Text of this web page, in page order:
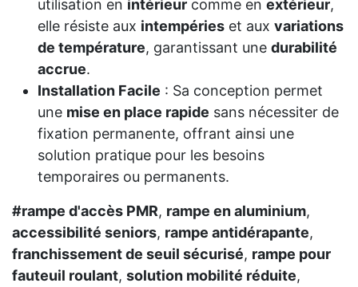
utilisation en intérieur comme en extérieur,
elle résiste aux intempéries et aux variations
de température, garantissant une durabilité
accrue.
Installation Facile : Sa conception permet
une mise en place rapide sans nécessiter de
fixation permanente, offrant ainsi une
solution pratique pour les besoins
temporaires ou permanents.
#rampe d'accès PMR, rampe en aluminium,
accessibilité seniors, rampe antidérapante,
franchissement de seuil sécurisé, rampe pour
fauteuil roulant, solution mobilité réduite,